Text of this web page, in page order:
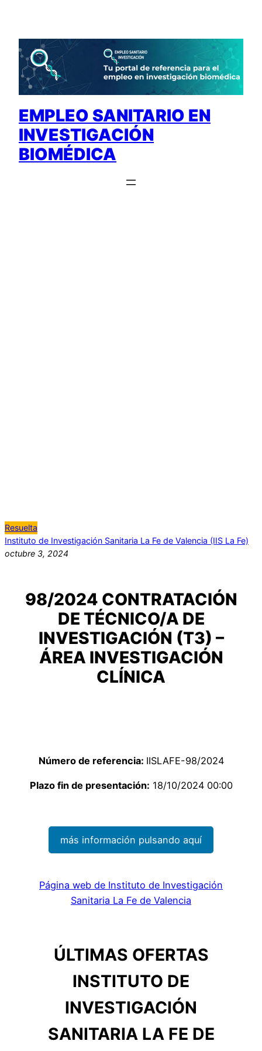
contenido
EMPLEO SANITARIO EN
INVESTIGACIÓN
BIOMÉDICA
Resuelta
Instituto de Investigación Sanitaria La Fe de Valencia (IIS La Fe)
octubre 3, 2024
98/2024 CONTRATACIÓN
DE TÉCNICO/A DE
INVESTIGACIÓN (T3) –
ÁREA INVESTIGACIÓN
CLÍNICA
Número de referencia: IISLAFE-98/2024
Plazo fin de presentación: 18/10/2024 00:00
más información pulsando aquí
Página web de Instituto de Investigación
Sanitaria La Fe de Valencia
ÚLTIMAS OFERTAS
INSTITUTO DE
INVESTIGACIÓN
SANITARIA LA FE DE